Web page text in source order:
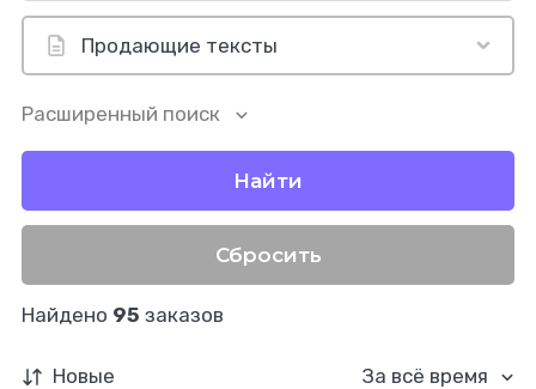
Найдено 95 заказов
Расширенный поиск
Найти
Сбросить
Новые За всё время